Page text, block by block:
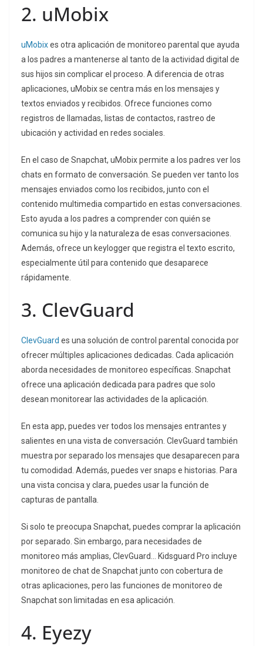
2. uMobix
uMobixes otra aplicación de monitoreo parental que ayuda
a los padres a mantenerse al tanto de la actividad digital de
sus hijos sin complicar el proceso. A diferencia de otras
aplicaciones, uMobix se centra más en los mensajes y
textos enviados y recibidos. Ofrece funciones como
registros de llamadas, listas de contactos, rastreo de
ubicación y actividad en redes sociales.
En el caso de Snapchat, uMobix permite a los padres ver los
chats en formato de conversación. Se pueden ver tanto los
mensajes enviados como los recibidos, junto con el
contenido multimedia compartido en estas conversaciones.
Esto ayuda a los padres a comprender con quién se
comunica su hijo y la naturaleza de esas conversaciones.
Además, ofrece un keylogger que registra el texto escrito,
especialmente útil para contenido que desaparece
rápidamente.
3. ClevGuard
ClevGuard es una solución de control parental conocida por
ofrecer múltiples aplicaciones dedicadas. Cada aplicación
aborda necesidades de monitoreo específicas. Snapchat
ofrece una aplicación dedicada para padres que solo
desean monitorear las actividades de la aplicación.
En esta app, puedes ver todos los mensajes entrantes y
salientes en una vista de conversación. ClevGuard también
muestra por separado los mensajes que desaparecen para
tu comodidad. Además, puedes ver snaps e historias. Para
una vista concisa y clara, puedes usar la función de
capturas de pantalla.
Si solo te preocupa Snapchat, puedes comprar la aplicación
por separado. Sin embargo, para necesidades de
monitoreo más amplias, ClevGuard… Kidsguard Pro incluye
monitoreo de chat de Snapchat junto con cobertura de
otras aplicaciones, pero las funciones de monitoreo de
Snapchat son limitadas en esa aplicación.
4. Eyezy